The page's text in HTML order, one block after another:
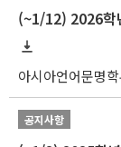
(~1/12) 2026학
아시아언어문명
공지사항